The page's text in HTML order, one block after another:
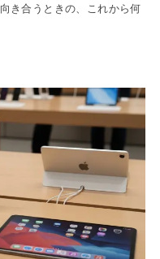
き合うときの、これから何